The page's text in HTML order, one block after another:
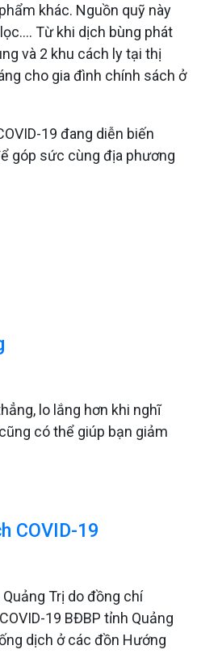
khác. Nguồn quỹ này
Từ khi dịch bùng phát
và 2 khu cách ly tại thị
cho gia đình chính sách ở
19 đang diễn biến
góp sức cùng địa phương
lo lắng hơn khi nghĩ
có thể giúp bạn giảm
COVID-19
Trị do đồng chí
19 BĐBP tỉnh Quảng
dịch ở các đồn Hướng